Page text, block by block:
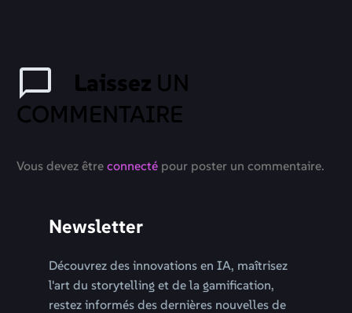
Laissez UN
COMMENTAIRE
Vous devez être connecté pour poster un commentaire.
Newsletter
Découvrez des innovations en IA, maîtrisez
l'art du storytelling et de la gamification,
restez informés des dernières nouvelles de